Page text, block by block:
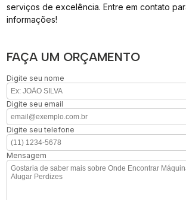
serviços de excelência. Entre em contato
informações!
FAÇA UM ORÇAMENTO
Digite seu nome
Digite seu email
Digite seu telefone
Mensagem